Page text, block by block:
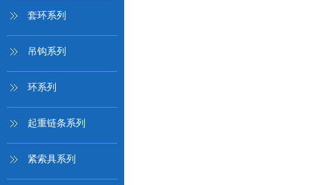
套环系列
吊钩系列
环系列
起重链条系列
紧索具系列